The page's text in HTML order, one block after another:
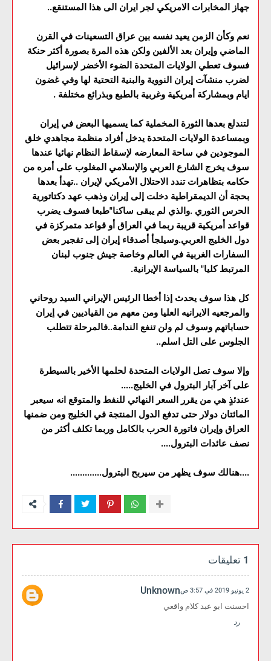
جهاز المخابرات الامريكي لجر ايران الى هذا المستنقع..
نعم وكأن الزمن يعيد نفسه بين عراق التسعينات في القرن
الماضي وإيران بعد الألفين ولكن هذه المرة بصورة أكثر حنكة
فسوف تعطي الولايات المتحدة الضوء الأخضر لإسرائيل
لضرب منشآت إيران النووية والبنية التحتية لها وفي غضون
ايام وبمشاركة أمريكية وغربية بالطبع وبذرائع مختلفة .
لتندلع بعدها الثورة المخملية كما يسميها البعض في إيران
وبمساعدة الولايات المتحدة يدخل أفراد منظمة مجاهدي خلق
الموجودين في ساحة المعارضه لإسقاط النظام نهائيا عندها
سوف يخرج الشارع العربي والإسلامي المغلوب على أمره من
حكامه بتظاهرات تندد الاحتلال الأمريكي لإيران ..تهدأ بعدها
بحجة أن الديمقراطية دخلت إلى إيران وذهب عهد دكتاتورية
الحرس الثوري .والذي لم يبقى ساكنا"طبعا فسوف يضرب
قواعد أمريكية قريبة ربما في العراق أو قواعد متمركزة في
دول الخليج العربي.وسيلجأ أصدقاء إيران إلى تفجير بعض
السفارات الغربية في العالم وخاصة جيش جنوب لبنان
المرتبط كليا" بالسياسة الإيرانية.
كل هذا سوف يحدث إذا أخطا الرئيس الإيراني السيد روحاني
والمرجعيه الايرانيه العليا ومن معهم من القياديين في إيران
حساباتهم وسوف لم ولن تنفع الندامة..فالمرحلة تتطلب
الجلوس على التل اسلم..
وإلا سوف تصل الولايات المتحدة لحلمها الأخير بالسيطرة
على آخر آبار البترول في الخليج.....
عندئذٍ هي من يقرر السعر النهائي للنفط والمتوقع انه سيعبر
المائتان دولار حتى تدفع الدول المنتجة في الخليج ومن ضمنها
العراق وإيران فاتورة الحرب بالكامل وربما تكلف أكثر من
نصف عائدات البترول....
....هنالك سوف يظهر من سيربح البترول.............
1 تعليقات
Unknown 2 يونيو 2019 في 3:57 ص
احسنت ابو عبد كلام واقعي
رد